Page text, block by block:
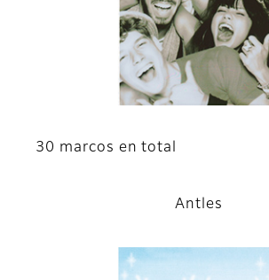
30 marcos en total
Antles